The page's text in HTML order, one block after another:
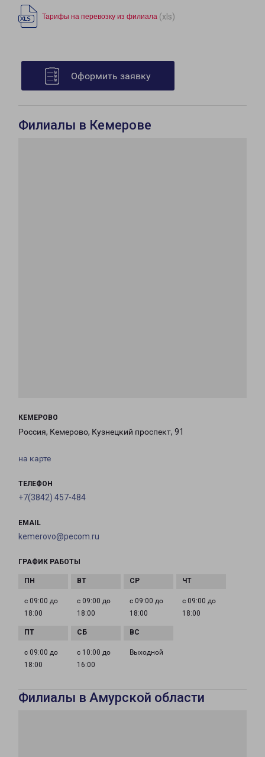
Тарифы на перевозку из филиала (xls)
Оформить заявку
Филиалы в Кемерове
КЕМЕРОВО
Россия, Кемерово, Кузнецкий проспект, 91
на карте
ТЕЛЕФОН
+7(3842) 457-484
EMAIL
kemerovo@pecom.ru
ГРАФИК РАБОТЫ
с 09:00 до
18:00
с 09:00 до
18:00
с 09:00 до
18:00
с 09:00 до
18:00
с 09:00 до
18:00
с 10:00 до
16:00
Выходной
Филиалы в Амурской области